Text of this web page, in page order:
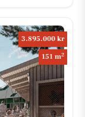
3.895.000 kr
151 m2